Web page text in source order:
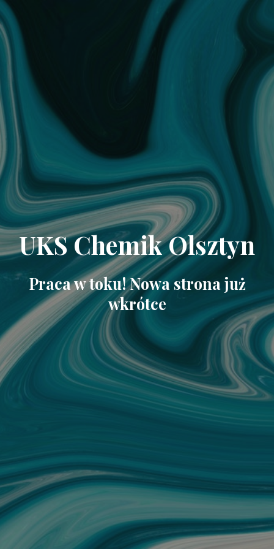
UKS Chemik Olsztyn
Praca w toku! Nowa strona już
wkrótce